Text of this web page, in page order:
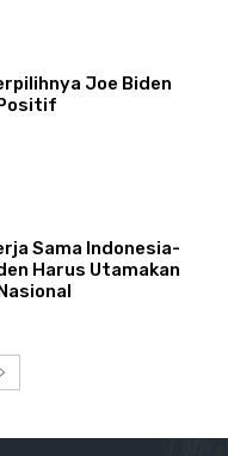
Joe Biden
Sama Indonesia-
Harus Utamakan